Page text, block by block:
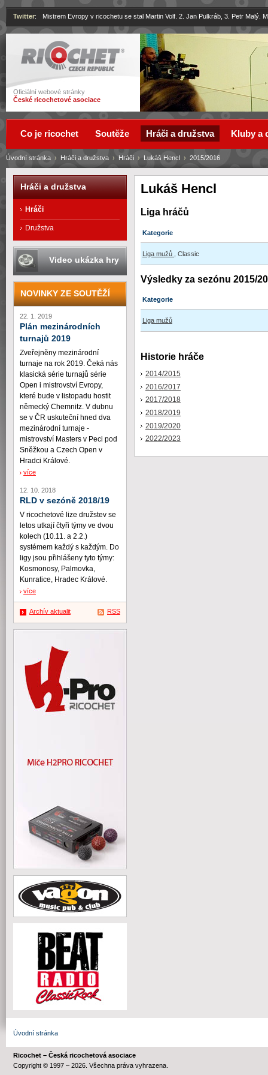
Ricochet
Oficiální webové stránky
České ricochetové asociace
Twitter: Mistrem Evropy v ricochetu se stal Martin Volf. 2. Jan Pulkráb, 3. Petr Malý.
Lukáš Hencl
Liga hráčů
Kategorie
Liga mužů , Classic
Výsledky za sezónu 2015/
Kategorie
Liga mužů
Historie hráče
2014/2015
2016/2017
2017/2018
2018/2019
2019/2020
2022/2023
Úvodní stránka › Hráči a družstva › Hráči › Lukáš Hencl › 2015/2016
Co je ricochet Soutěže Hráči a družstva Kluby a
Hráči a družstva
Hráči
Družstva
Video ukázka hry
NOVINKY ZE SOUTĚŽÍ
22. 1. 2019
Plán mezinárodních
turnajů 2019
Zveřejněny mezinárodní
turnaje na rok 2019. Čeká nás
klasická série turnajů série
Open i mistrovství Evropy,
které bude v listopadu hostit
německý Chemnitz. V dubnu
se v ČR uskuteční hned dva
mezinárodní turnaje -
mistrovství Masters v Peci pod
Sněžkou a Czech Open v
Hradci Králové.
více
12. 10. 2018
RLD v sezóně 2018/19
V ricochetové lize družstev se
letos utkají čtyři týmy ve dvou
kolech (10.11. a 2.2.)
systémem každý s každým. Do
ligy jsou přihlášeny tyto týmy:
Kosmonosy, Palmovka,
Kunratice, Hradec Králové.
více
Archív aktualit RSS
Úvodní stránka
Ricochet – Česká ricochetová asociace
Copyright © 1997 – 2026. Všechna práva vyhrazena.